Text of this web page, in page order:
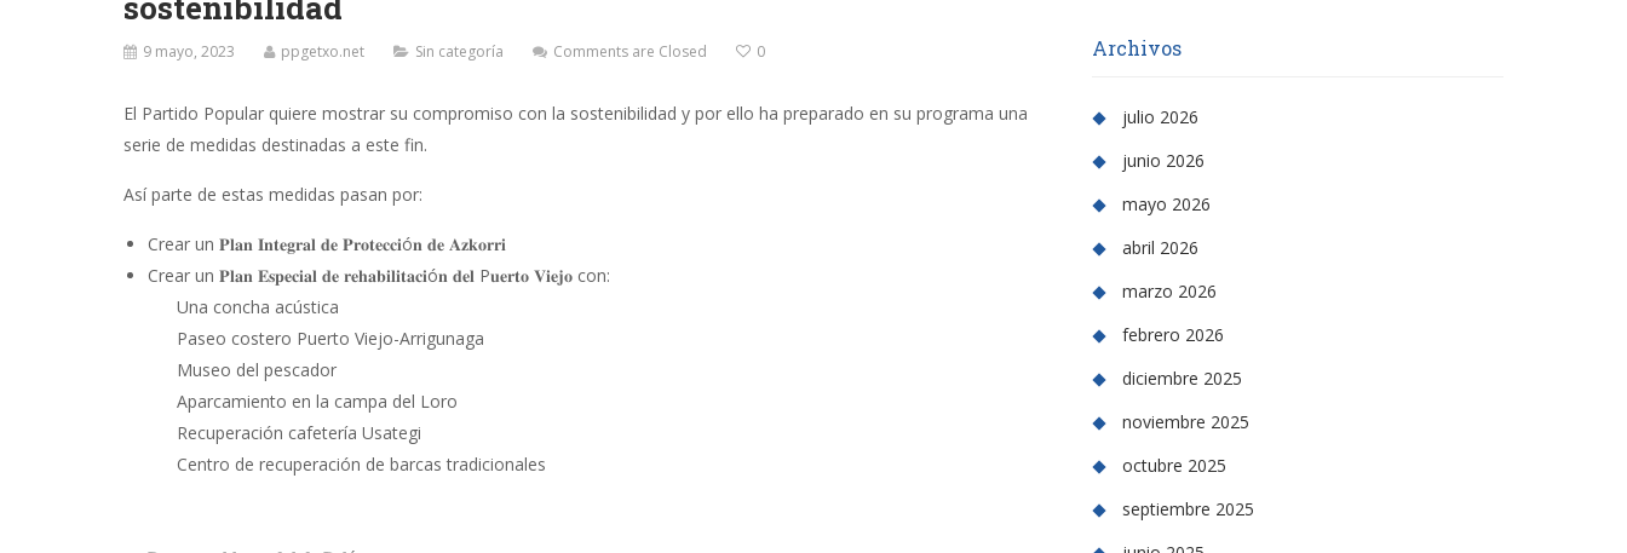
9 mayo, 2023 ppgetxo.net Sin categoría Comments are Closed 0
El Partido Popular quiere mostrar su compromiso con la sostenibilidad y por ello ha preparado en su programa una
serie de medidas destinadas a este fin.
Así parte de estas medidas pasan por:
Crear un 𝐏𝐥𝐚𝐧 𝐈𝐧𝐭𝐞𝐠𝐫𝐚𝐥 𝐝𝐞 𝐏𝐫𝐨𝐭𝐞𝐜𝐜𝐢ó𝐧 𝐝𝐞 𝐀𝐳𝐤𝐨𝐫𝐫𝐢
Crear un 𝐏𝐥𝐚𝐧 𝐄𝐬𝐩𝐞𝐜𝐢𝐚𝐥 𝐝𝐞 𝐫𝐞𝐡𝐚𝐛𝐢𝐥𝐢𝐭𝐚𝐜𝐢ó𝐧 𝐝𝐞𝐥 P𝐮𝐞𝐫𝐭𝐨 𝐕𝐢𝐞𝐣𝐨 con:
Una concha acústica
Paseo costero Puerto Viejo-Arrigunaga
Museo del pescador
Aparcamiento en la campa del Loro
Recuperación cafetería Usategi
Centro de recuperación de barcas tradicionales
Archivos
julio 2026
junio 2026
mayo 2026
abril 2026
marzo 2026
febrero 2026
diciembre 2025
noviembre 2025
octubre 2025
septiembre 2025